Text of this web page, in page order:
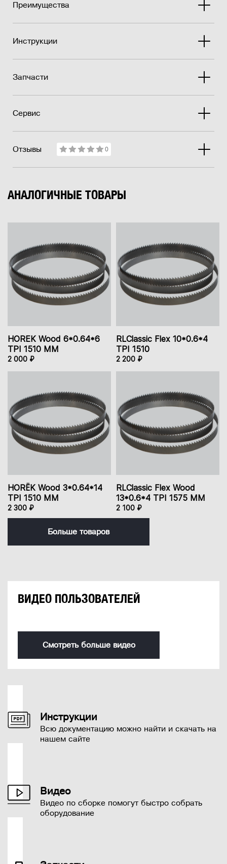
Преимущества
Инструкции
Запчасти
Сервис
Отзывы 0
АНАЛОГИЧНЫЕ ТОВАРЫ
HOREK Wood 6*0.64*6
TPI 1510 ММ
2 000 ₽
RLClassic Flex 10*0.6*4
TPI 1510
2 200 ₽
HORЁK Wood 3*0.64*14
TPI 1510 ММ
2 300 ₽
RLClassic Flex Wood
13*0.6*4 TPI 1575 ММ
2 100 ₽
Больше товаров
ВИДЕО ПОЛЬЗОВАТЕЛЕЙ
Смотреть больше видео
Инструкции
Всю документацию можно найти и скачать на
нашем сайте
Видео
Видео по сборке помогут быстро собрать
оборудование